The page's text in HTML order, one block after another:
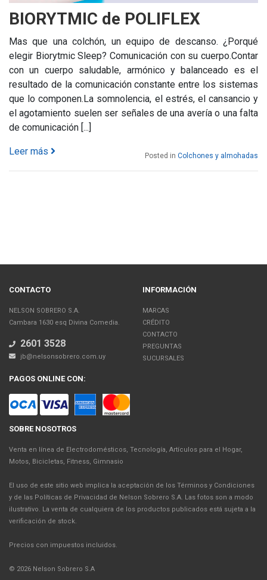
BIORYTMIC de POLIFLEX
Mas que una colchón, un equipo de descanso. ¿Porqué
elegir Biorytmic Sleep? Comunicación con su cuerpo.Contar
con un cuerpo saludable, armónico y balanceado es el
resultado de la comunicación constante entre los sistemas
que lo componen.La somnolencia, el estrés, el cansancio y
el agotamiento suelen ser señales de una avería o una falta
de comunicación [...]
Leer más Posted in Colchones y almohadas
CONTACTO
NELSON SOBRERO S.A.
Cambara 1630 esq Divina Comedia.
2601 3528
jb@nelsonsobrero.com.uy
INFORMACIÓN
MARCAS
CRÉDITO
CONTACTO
PREGUNTAS
SUCURSALES
PAGOS ONLINE CON:
SOBRE NOSOTROS
Venta en línea de Electrodomésticos, Tecnología, Artículos para el Hogar,
Motos, Bicicletas, Fitness, Gimnasio
El uso de este sitio web implica la aceptación de los Términos y Condiciones
y de las Políticas de Privacidad de Nelson Sobrero S.A. Las fotos son a modo
ilustrativo. La venta de cualquiera de los productos publicados está sujeta a la
verificación de stock.
Precios con impuestos incluidos.
© 2026 Nelson Sobrero S.A